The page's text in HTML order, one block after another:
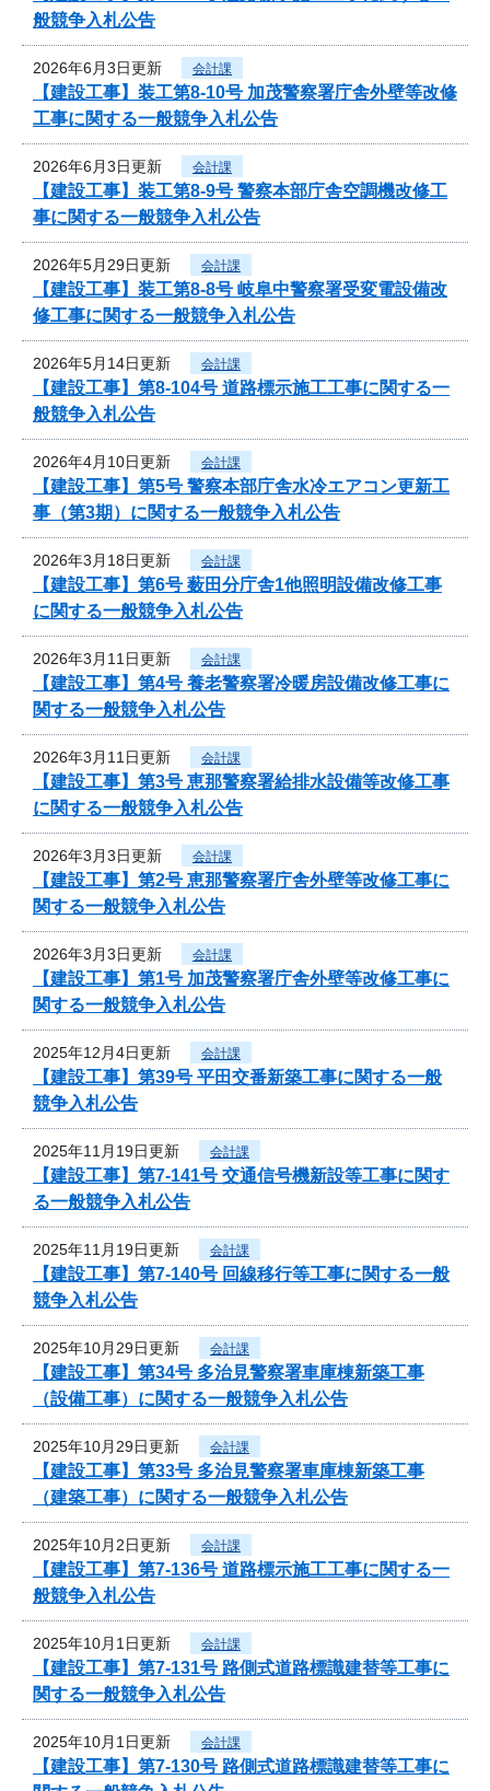
般競争入札公告
2026年6月3日更新 会計課
【建設工事】装工第8-10号 加茂警察署庁舎外壁等改修
工事に関する一般競争入札公告
2026年6月3日更新 会計課
【建設工事】装工第8-9号 警察本部庁舎空調機改修工
事に関する一般競争入札公告
2026年5月29日更新 会計課
【建設工事】装工第8-8号 岐阜中警察署受変電設備改
修工事に関する一般競争入札公告
2026年5月14日更新 会計課
【建設工事】第8-104号 道路標示施工工事に関する一
般競争入札公告
2026年4月10日更新 会計課
【建設工事】第5号 警察本部庁舎水冷エアコン更新工
事（第3期）に関する一般競争入札公告
2026年3月18日更新 会計課
【建設工事】第6号 薮田分庁舎1他照明設備改修工事
に関する一般競争入札公告
2026年3月11日更新 会計課
【建設工事】第4号 養老警察署冷暖房設備改修工事に
関する一般競争入札公告
2026年3月11日更新 会計課
【建設工事】第3号 恵那警察署給排水設備等改修工事
に関する一般競争入札公告
2026年3月3日更新 会計課
【建設工事】第2号 恵那警察署庁舎外壁等改修工事に
関する一般競争入札公告
2026年3月3日更新 会計課
【建設工事】第1号 加茂警察署庁舎外壁等改修工事に
関する一般競争入札公告
2025年12月4日更新 会計課
【建設工事】第39号 平田交番新築工事に関する一般
競争入札公告
2025年11月19日更新 会計課
【建設工事】第7-141号 交通信号機新設等工事に関す
る一般競争入札公告
2025年11月19日更新 会計課
【建設工事】第7-140号 回線移行等工事に関する一般
競争入札公告
2025年10月29日更新 会計課
【建設工事】第34号 多治見警察署車庫棟新築工事
（設備工事）に関する一般競争入札公告
2025年10月29日更新 会計課
【建設工事】第33号 多治見警察署車庫棟新築工事
（建築工事）に関する一般競争入札公告
2025年10月2日更新 会計課
【建設工事】第7-136号 道路標示施工工事に関する一
般競争入札公告
2025年10月1日更新 会計課
【建設工事】第7-131号 路側式道路標識建替等工事に
関する一般競争入札公告
2025年10月1日更新 会計課
【建設工事】第7-130号 路側式道路標識建替等工事に